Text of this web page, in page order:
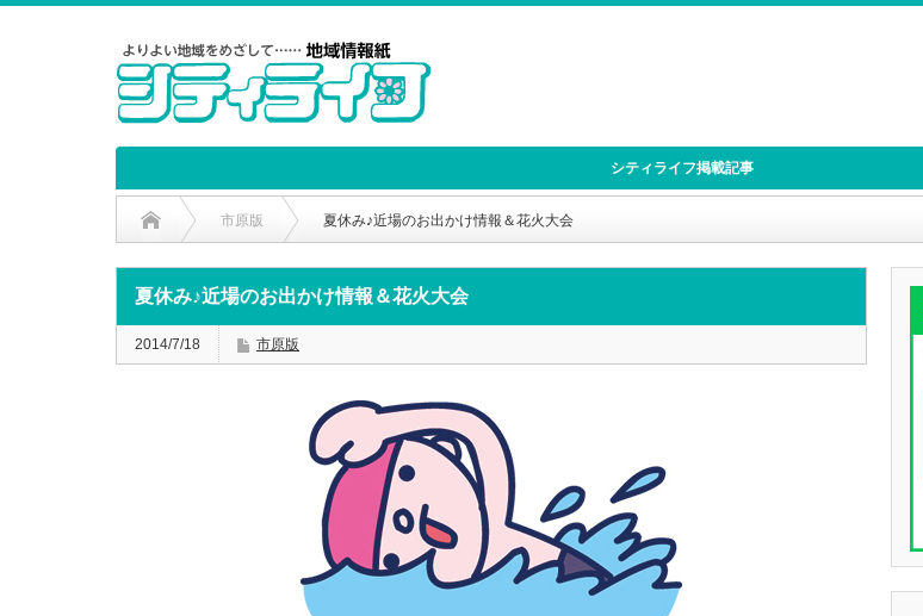
シティライフ掲載記事
市原版 夏休み♪近場のお出かけ情報＆花火大会
夏休み♪近場のお出かけ情報＆花火大会
2014/7/18 市原版